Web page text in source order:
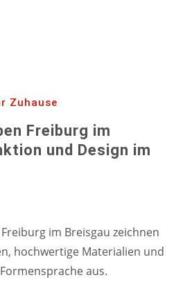
Zuhause
Freiburg im
und Design im
im Breisgau zeichnen
hochwertige Materialien und
aus.